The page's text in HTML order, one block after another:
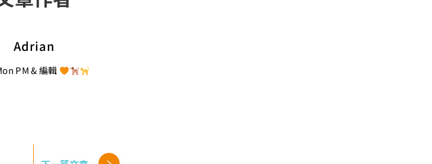
Adrian
PM & 編輯